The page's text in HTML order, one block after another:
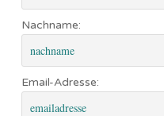
Nachname:
Email-Adresse: